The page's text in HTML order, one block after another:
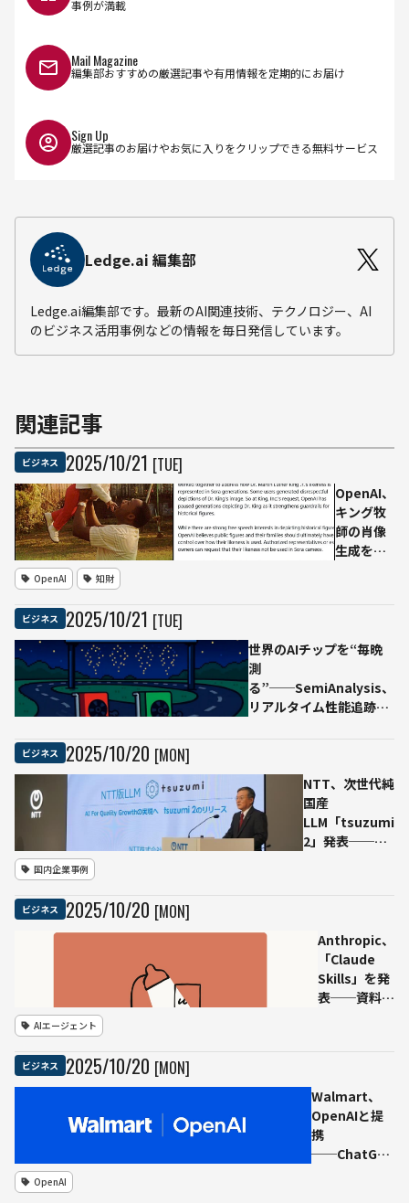
事例が満載
Mail Magazine
編集部おすすめの厳選記事や有用情報を定期的にお届け
Sign Up
厳選記事のお届けやお気に入りをクリップできる無料サービス
Ledge.ai 編集部
Ledge.ai編集部です。最新のAI関連技術、テクノロジー、AI
のビジネス活用事例などの情報を毎日発信しています。
関連記事
ビジネス 2025/10/21 [TUE]
OpenAI、
キング牧
師の肖像
生成を一
的人物保
OpenAI 知財
ビジネス 2025/10/21 [TUE]
世界のAIチップを“毎晩
測
る”──SemiAnalysis、
リアルタイム性能追跡プ
ビジネス 2025/10/20 [MON]
NTT、次世代純
国産
LLM「tsuzumi
2」発表──フ
国内企業事例
ビジネス 2025/10/20 [MON]
Anthropic、
「Claude
Skills」を発
表──資料を
AIエージェント
ビジネス 2025/10/20 [MON]
Walmart、
OpenAIと提
携
──ChatGPT
OpenAI